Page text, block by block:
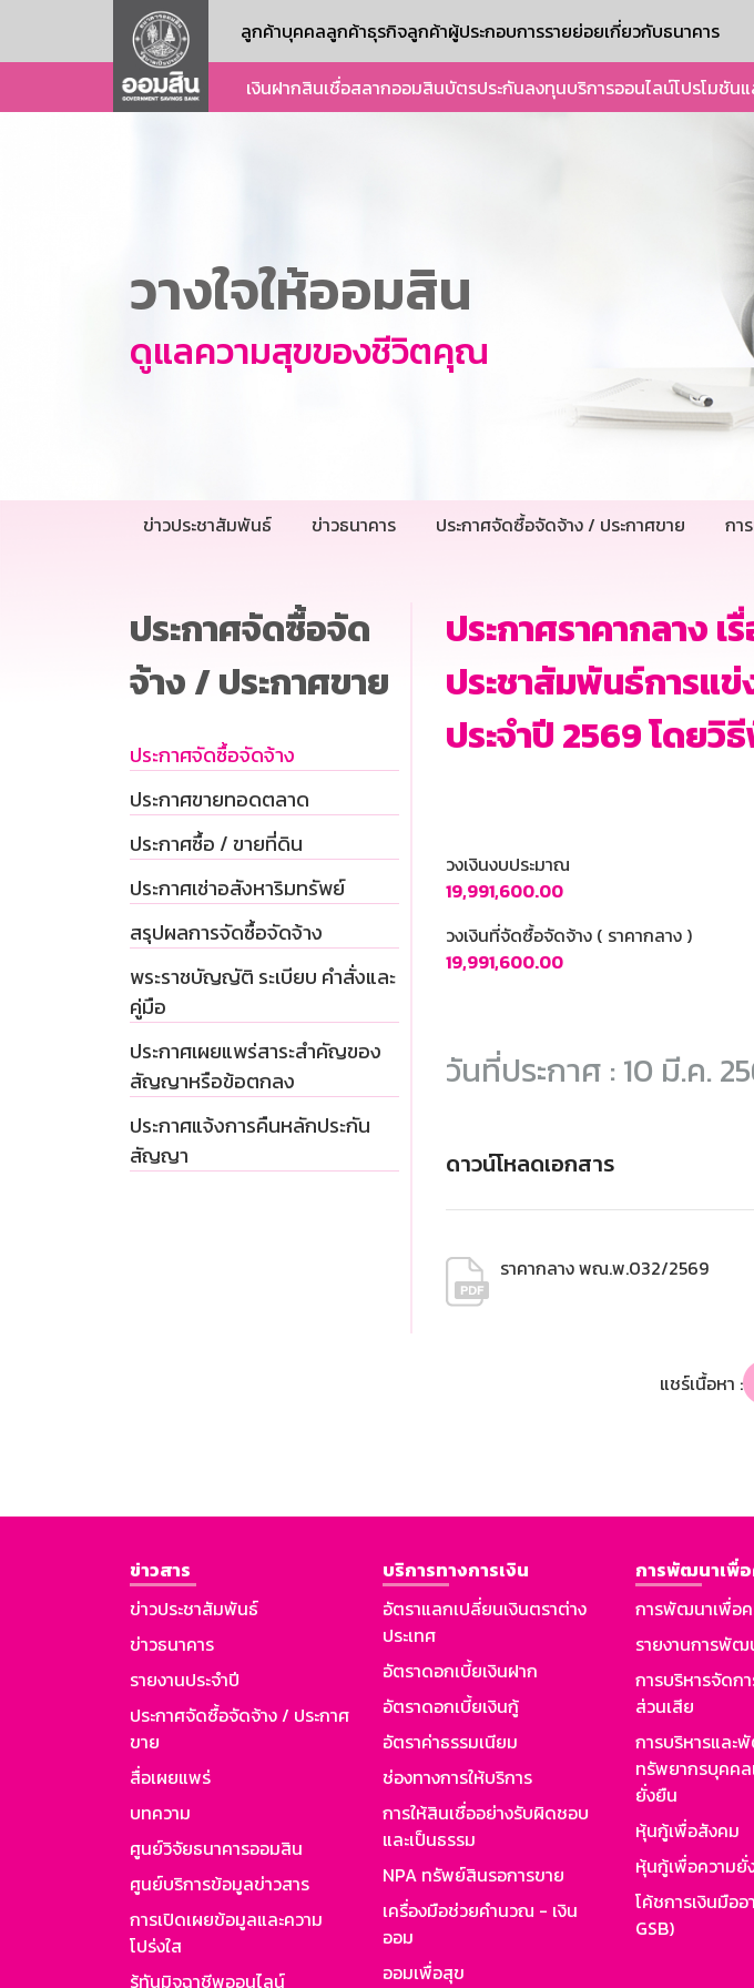
ลูกค้าบุคคลลูกค้าธุรกิจลูกค้าผู้ประกอบการรายย่อยเกี่ยวกับธนาคาร
เงินฝากสินเชื่อสลากออมสินบัตรประกันลงทุนบริการออนไลน์โปรโมชัน
วางใจให้ออมสิน
ดูแลความสุขของชีวิตคุณ
ข่าวประชาสัมพันธ์ ข่าวธนาคาร ประกาศจัดซื้อจัดจ้าง / ประกาศขาย กา
ประกาศจัดซื้อจัด
จ้าง / ประกาศขาย
ประกาศจัดซื้อจัดจ้าง
ประกาศขายทอดตลาด
ประกาศซื้อ / ขายที่ดิน
ประกาศเช่าอสังหาริมทรัพย์
สรุปผลการจัดซื้อจัดจ้าง
พระราชบัญญัติ ระเบียบ คำสั่งและ
คู่มือ
ประกาศเผยแพร่สาระสำคัญของ
สัญญาหรือข้อตกลง
ประกาศแจ้งการคืนหลักประกัน
สัญญา
ประกาศราคากลาง
ประชาสัมพันธ์การแ
ประจำปี 2569 โดย
วงเงินงบประมาณ
19,991,600.00
วงเงินที่จัดซื้อจัดจ้าง ( ราคากลาง )
19,991,600.00
วันที่ประกาศ : 10 มี.ค.
ดาวน์โหลดเอกสาร
ราคากลาง พณ.พ.032/2569
แชร์เนื้อหา :
ข่าวสาร
ข่าวประชาสัมพันธ์
ข่าวธนาคาร
รายงานประจำปี
ประกาศจัดซื้อจัดจ้าง / ประกาศ
ขาย
สื่อเผยแพร่
บทความ
ศูนย์วิจัยธนาคารออมสิน
ศูนย์บริการข้อมูลข่าวสาร
การเปิดเผยข้อมูลและความ
โปร่งใส
รู้ทันมิจฉาชีพออนไลน์
บริการทางการเงิน
อัตราแลกเปลี่ยนเงินตราต่าง
ประเทศ
อัตราดอกเบี้ยเงินฝาก
อัตราดอกเบี้ยเงินกู้
อัตราค่าธรรมเนียม
ช่องทางการให้บริการ
การให้สินเชื่ออย่างรับผิดชอบ
และเป็นธรรม
NPA ทรัพย์สินรอการขาย
เครื่องมือช่วยคำนวณ - เงิน
ออม
ออมเพื่อสุข
การพัฒนาเพื่
การพัฒนาเพื่อ
รายงานการพัฒ
การบริหารจัดก
ส่วนเสีย
การบริหารและ
ทรัพยากรบุคคล
ยั่งยืน
หุ้นกู้เพื่อสังคม
หุ้นกู้เพื่อความยั่
โค้ชการเงินมือ
GSB)